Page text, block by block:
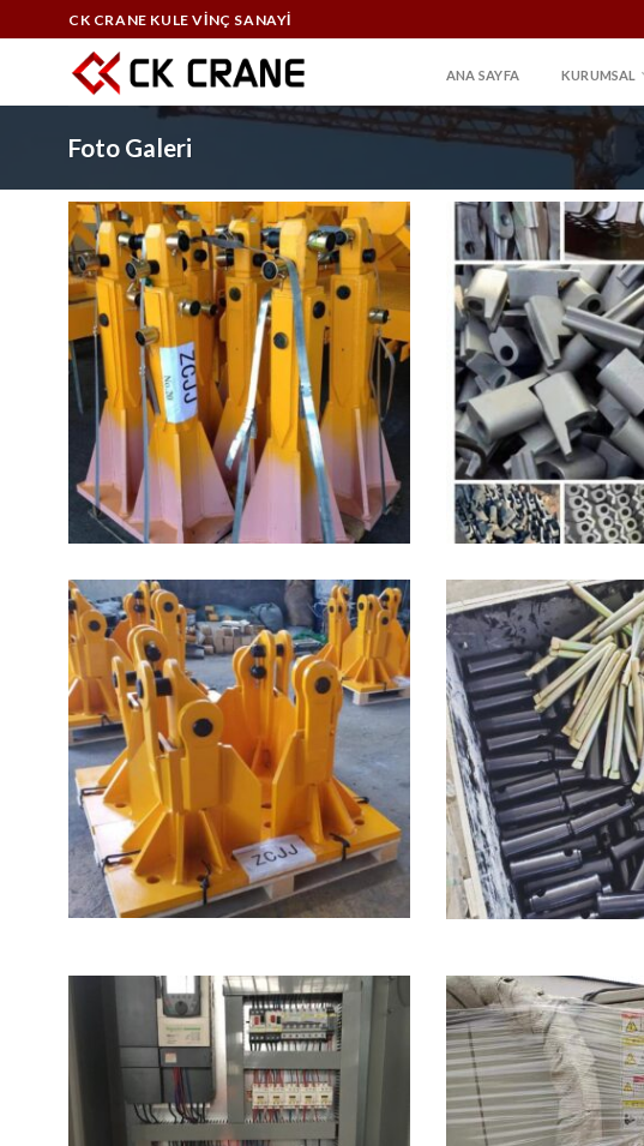
to
CK CRANE KULE VİNÇ SANAYİ
ANA SAYFA KURUMSAL
Foto Galeri